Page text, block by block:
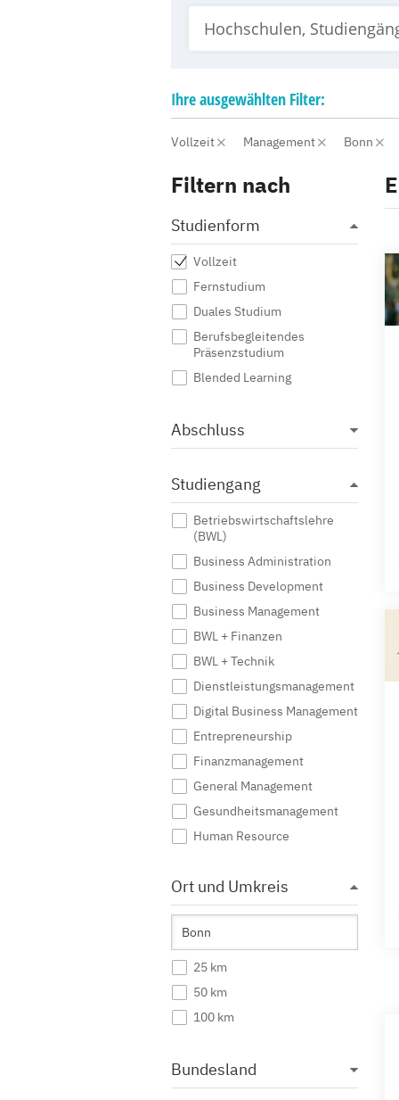
Ihreausgewählten Filter:
Vollzeit Management Bonn
Filtern nach
Studienform
Vollzeit
Fernstudium
Duales Studium
Berufsbegleitendes
Präsenzstudium
Blended Learning
Abschluss
Studiengang
Betriebswirtschaftslehre
(BWL)
Business Administration
Business Development
Business Management
BWL + Finanzen
BWL + Technik
Dienstleistungsmanagement
Digital Business Management
Entrepreneurship
Finanzmanagement
General Management
Gesundheitsmanagement
Human Resource
Industrial Management
International Business
International Management
Katastrophenmanagement
Management
Marketing
Nachhaltigkeitsmanagement
Ökonomie
Ort und Umkreis
25 km
50 km
100 km
Bundesland